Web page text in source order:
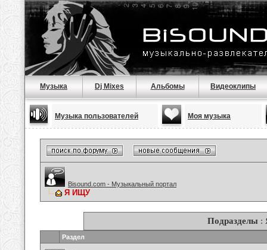
Музыка Dj Mixes Альбомы Видеоклипы
Музыка пользователей Моя музыка
Bisound.com - Музыкальный портал
Я ИЩУ
Подразделы:
Раздел